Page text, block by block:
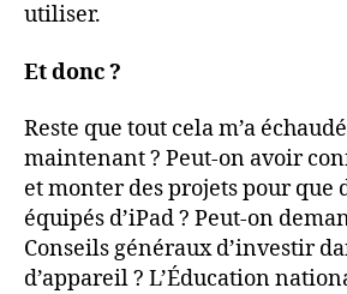
utiliser.
Et donc ?
Reste que tout cela m’a
maintenant ? Peut-on avoir
et monter des projets pour que
équipés d’iPad ? Peut-on
Conseils généraux d’investir
d’appareil ? L’Éducation